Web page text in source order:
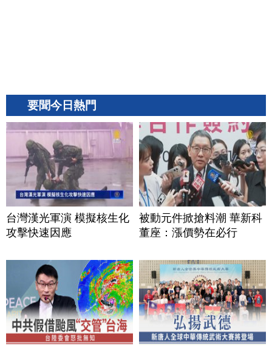
要聞今日熱門
台灣漢光軍演 模擬核生化
攻擊快速因應
被動元件掀搶料潮 華新科
董座：漲價勢在必行